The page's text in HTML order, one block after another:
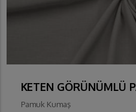
KETEN GÖRÜNÜMLÜ
Pamuk Kumaş